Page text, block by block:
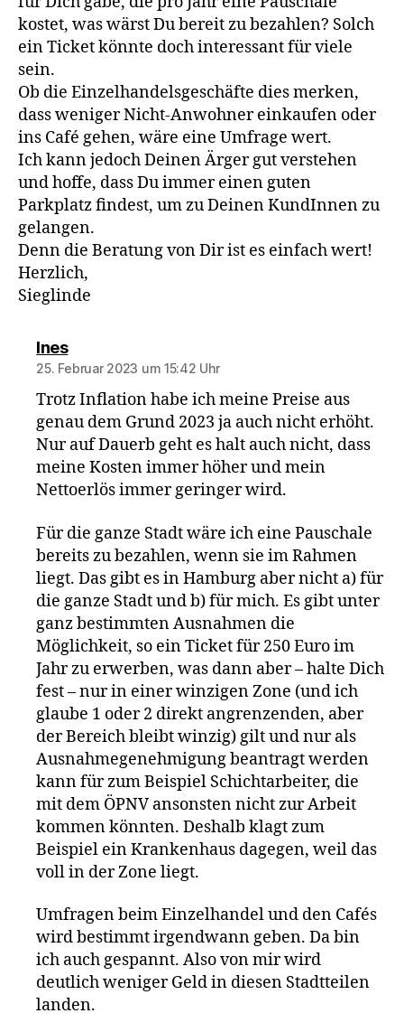
kostet, was wärst Du bereit zu bezahlen? Solch
ein Ticket könnte doch interessant für viele
sein.
Ob die Einzelhandelsgeschäfte dies merken,
dass weniger Nicht-Anwohner einkaufen oder
ins Café gehen, wäre eine Umfrage wert.
Ich kann jedoch Deinen Ärger gut verstehen
und hoffe, dass Du immer einen guten
Parkplatz findest, um zu Deinen KundInnen zu
gelangen.
Denn die Beratung von Dir ist es einfach wert!
Herzlich,
Sieglinde
Inessagt:
25. Februar 2023 um 15:42 Uhr
Trotz Inflation habe ich meine Preise aus
genau dem Grund 2023 ja auch nicht erhöht.
Nur auf Dauerb geht es halt auch nicht, dass
meine Kosten immer höher und mein
Nettoerlös immer geringer wird.
Für die ganze Stadt wäre ich eine Pauschale
bereits zu bezahlen, wenn sie im Rahmen
liegt. Das gibt es in Hamburg aber nicht a) für
die ganze Stadt und b) für mich. Es gibt unter
ganz bestimmten Ausnahmen die
Möglichkeit, so ein Ticket für 250 Euro im
Jahr zu erwerben, was dann aber – halte Dich
fest – nur in einer winzigen Zone (und ich
glaube 1 oder 2 direkt angrenzenden, aber
der Bereich bleibt winzig) gilt und nur als
Ausnahmegenehmigung beantragt werden
kann für zum Beispiel Schichtarbeiter, die
mit dem ÖPNV ansonsten nicht zur Arbeit
kommen könnten. Deshalb klagt zum
Beispiel ein Krankenhaus dagegen, weil das
voll in der Zone liegt.
Umfragen beim Einzelhandel und den Cafés
wird bestimmt irgendwann geben. Da bin
ich auch gespannt. Also von mir wird
deutlich weniger Geld in diesen Stadtteilen
landen.